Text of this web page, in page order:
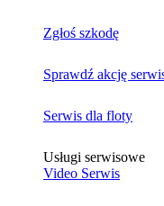
Zgłoś szkodę
Sprawdź akcję
Serwis dla floty
Usługi serwisowe
Video Serwis